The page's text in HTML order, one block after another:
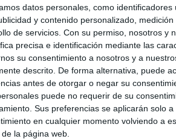
datos personales, como
y contenido personalizado,
de servicios. Con su permiso, nosotros y
precisa e identificación mediante las
su consentimiento a nosotros y a
descrito. De forma alternativa, puede
antes de otorgar o negar su
puede no requerir de su
Sus preferencias se aplicarán solo
en cualquier momento volviendo a
la página web.